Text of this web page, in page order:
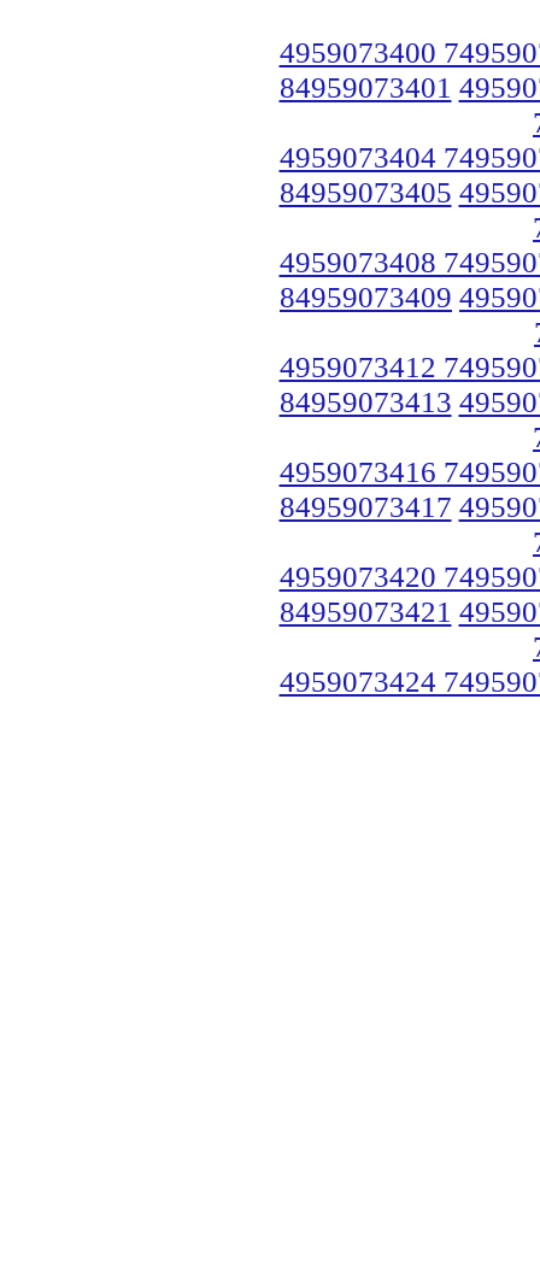
4959073400
84959073401
4959073404
84959073405
4959073408
84959073409
4959073412
84959073413
4959073416
84959073417
4959073420
84959073421
4959073424